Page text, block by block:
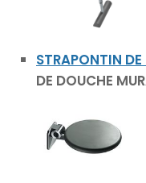
STRAPONTIN
DE DOUCHE